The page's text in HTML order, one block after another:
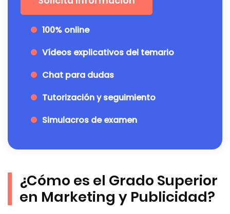
100% online
Vídeos explicativos del temario
Chat para dudas
Tutorización y seguimiento
Simulacros de examen
¿Cómo es el Grado Superior
en Marketing y Publicidad?